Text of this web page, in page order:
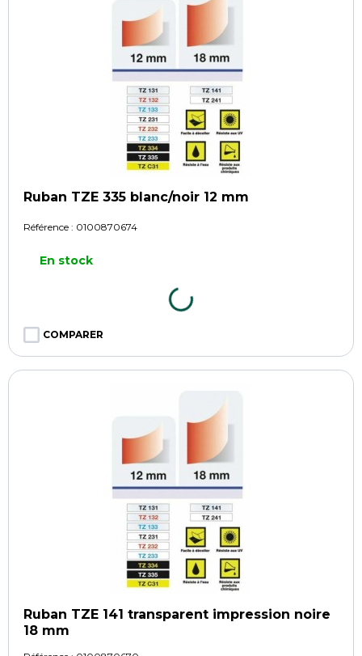
Ruban TZE 335 blanc/noir 12 mm
Référence : 0100870674
En stock
COMPARER
Ruban TZE 141 transparent impression noire
18 mm